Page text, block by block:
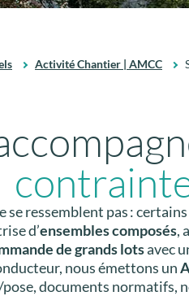
Activité Chantier | AMCC
se ressemblent pas :
d’ensembles composés,
de grands lotsavec
nous émettons un
documents normatifs,